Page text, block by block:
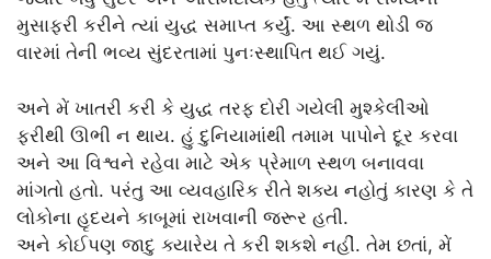
મુસાફરી કરીને ત્યાં યુદ્ધ સમાપ્ત કર્યું. આ સ્થળ થોડી જ
વારમાં તેની ભવ્ય સુંદરતામાં પુનઃસ્થાપિત થઈ ગયું.
અને મેં ખાતરી કરી કે યુદ્ધ તરફ દોરી ગયેલી મુશ્કેલીઓ
ફરીથી ઊભી ન થાય. હું દુનિયામાંથી તમામ પાપોને દૂર કરવા
અને આ વિશ્વને રહેવા માટે એક પ્રેમાળ સ્થળ બનાવવા
માંગતો હતો. પરંતુ આ વ્યવહારિક રીતે શક્ય નહોતું કારણ કે તે
લોકોના હૃદયને કાબૂમાં રાખવાની જરૂર હતી.
અને કોઈપણ જાદુ ક્યારેય તે કરી શકશે નહીં. તેમ છતાં, મેં